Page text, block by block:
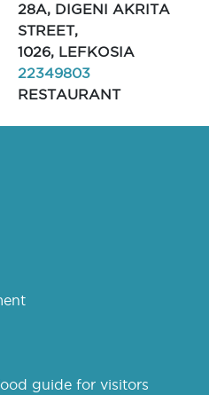
28A, DIGENI AKRITA
STREET,
1026, LEFKOSIA
22349803
RESTAURANT
guide for visitors